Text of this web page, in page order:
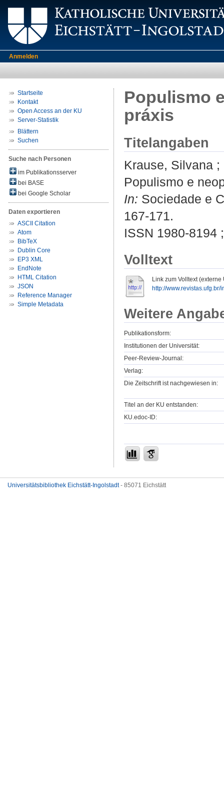
Anmelden
Startseite
Kontakt
Open Access an der KU
Server-Statistik
Blättern
Suchen
Suche nach Personen
im Publikationsserver
bei BASE
bei Google Scholar
Daten exportieren
ASCII Citation
Atom
BibTeX
Dublin Core
EP3 XML
EndNote
HTML Citation
JSON
Reference Manager
Simple Metadata
Populismo
práxis
Titelangaben
Krause, Silvana ;
Populismo e
In: Sociedade e
167-171.
ISSN 1980-8194
Volltext
Link zum Volltext (externe
http://www.revistas.ufg.br/
Weitere
Publikationsform:
Institutionen der Universität:
Peer-Review-Journal:
Verlag:
Die Zeitschrift ist nachgewiesen in:
Titel an der KU entstanden:
KU.edoc-ID:
Universitätsbibliothek Eichstätt-Ingolstadt- 85071 Eichstätt